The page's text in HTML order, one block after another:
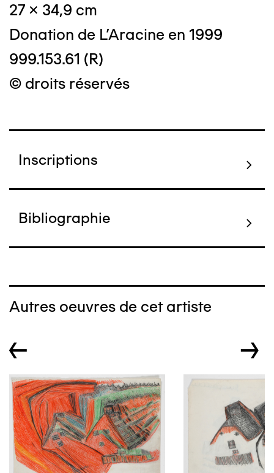
27 x 34,9 cm
Donation de L'Aracine en 1999
999.153.61 (R)
© droits réservés
Inscriptions
Bibliographie
Autres oeuvres de cet artiste
← →